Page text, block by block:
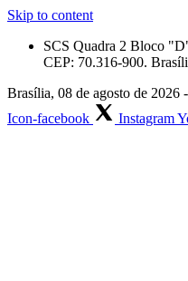
Skip to content
SCS Quadra 2 Bloco
CEP: 70.316-900.
Brasília, 08 de agosto de 2026
Icon-facebook
Instagram